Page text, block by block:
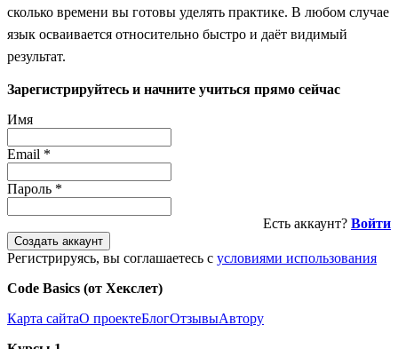
сколько времени вы готовы уделять практике. В любом случае
язык осваивается относительно быстро и даёт видимый
результат.
Зарегистрируйтесь и начните учиться прямо сейчас
Имя
Email *
Пароль *
Есть аккаунт? Войти
Создать аккаунт
Регистрируясь, вы соглашаетесь с условиями использования
Code Basics (от Хекслет)
Карта сайтаО проектеБлогОтзывыАвтору